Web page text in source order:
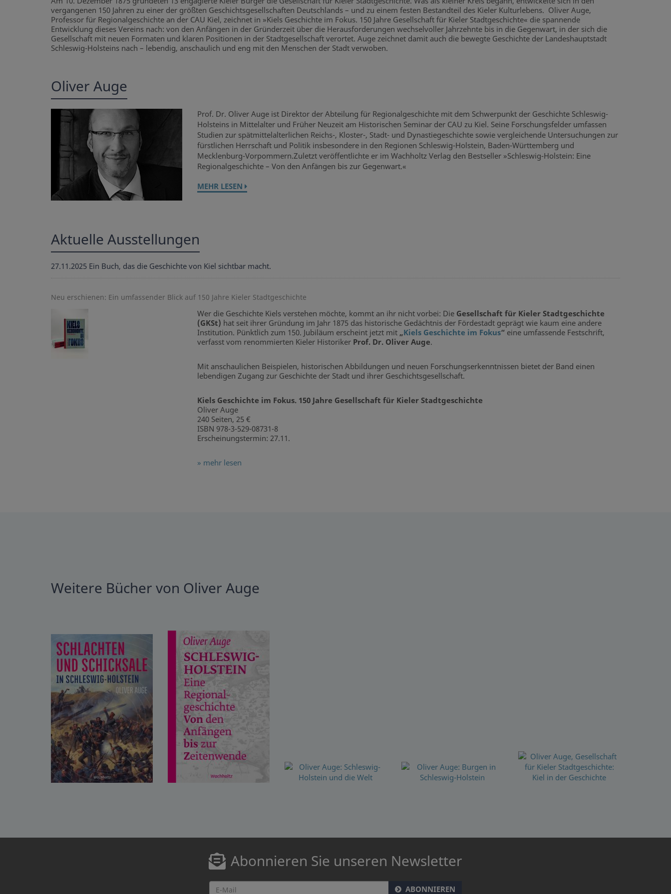
vergangenen 150 Jahren zu einer der größten Geschichtsgesellschaften Deutschlands – und zu einem festen Bestandteil des Kieler Kulturlebens. Oliver Auge,
Professor für Regionalgeschichte an der CAU Kiel, zeichnet in »Kiels Geschichte im Fokus. 150 Jahre Gesellschaft für Kieler Stadtgeschichte« die spannende
Entwicklung dieses Vereins nach: von den Anfängen in der Gründerzeit über die Herausforderungen wechselvoller Jahrzehnte bis in die Gegenwart, in der sich die
Gesellschaft mit neuen Formaten und klaren Positionen in der Stadtgesellschaft verortet. Auge zeichnet damit auch die bewegte Geschichte der Landeshauptstadt
Schleswig-Holsteins nach – lebendig, anschaulich und eng mit den Menschen der Stadt verwoben.
Oliver Auge
Prof. Dr. Oliver Auge ist Direktor der Abteilung für Regionalgeschichte mit dem Schwerpunkt der Geschichte Schleswig-
Holsteins in Mittelalter und Früher Neuzeit am Historischen Seminar der CAU zu Kiel. Seine Forschungsfelder umfassen
Studien zur spätmittelalterlichen Reichs-, Kloster-, Stadt- und Dynastiegeschichte sowie vergleichende Untersuchungen zur
fürstlichen Herrschaft und Politik insbesondere in den Regionen Schleswig-Holstein, Baden-Württemberg und
Mecklenburg-Vorpommern.Zuletzt veröffentlichte er im Wachholtz Verlag den Bestseller »Schleswig-Holstein: Eine
Regionalgeschichte – Von den Anfängen bis zur Gegenwart.«
MEHR LESEN
Aktuelle Ausstellungen
27.11.2025 Ein Buch, das die Geschichte von Kiel sichtbar macht.
Neu erschienen: Ein umfassender Blick auf 150 Jahre Kieler Stadtgeschichte
Wer die Geschichte Kiels verstehen möchte, kommt an ihr nicht vorbei: Die Gesellschaft für Kieler Stadtgeschichte
(GKSt) hat seit ihrer Gründung im Jahr 1875 das historische Gedächtnis der Fördestadt geprägt wie kaum eine andere
Institution. Pünktlich zum 150. Jubiläum erscheint jetzt mit „Kiels Geschichte im Fokus“eine umfassende Festschrift,
verfasst vom renommierten Kieler Historiker Prof. Dr. Oliver Auge.
Mit anschaulichen Beispielen, historischen Abbildungen und neuen Forschungserkenntnissen bietet der Band einen
lebendigen Zugang zur Geschichte der Stadt und ihrer Geschichtsgesellschaft.
Kiels Geschichte im Fokus. 150 Jahre Gesellschaft für Kieler Stadtgeschichte
Oliver Auge
240 Seiten, 25 €
ISBN 978-3-529-08731-8
Erscheinungstermin: 27.11.
» mehr lesen
Weitere Bücher von Oliver Auge
Abonnieren Sie unseren Newsletter
ABONNIEREN